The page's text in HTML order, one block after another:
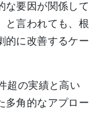
な要因が関係して
と言われても、根
的に改善するケー
超の実績と高い
多角的なアプロー